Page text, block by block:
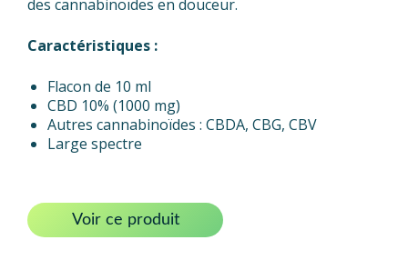
des cannabinoïdes en douceur.
Caractéristiques :
Flacon de 10 ml
CBD 10% (1000 mg)
Autres cannabinoïdes : CBDA, CBG, CBV
Large spectre
Voir ce produit